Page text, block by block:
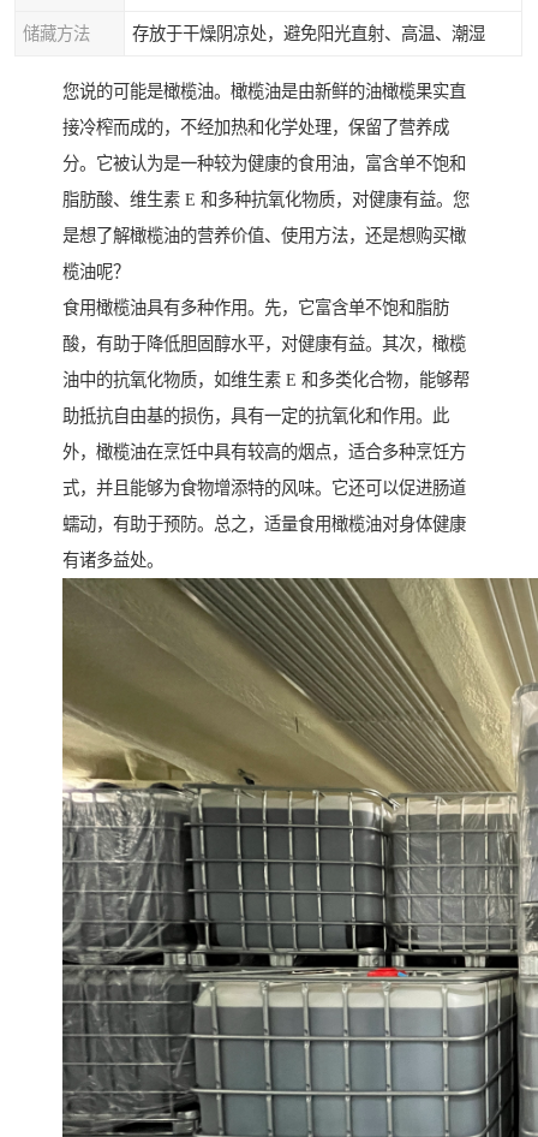
储藏方法 存放于干燥阴凉处，避免阳光直射、高温、潮湿
您说的可能是橄榄油。橄榄油是由新鲜的油橄榄果实直
接冷榨而成的，不经加热和化学处理，保留了营养成
分。它被认为是一种较为健康的食用油，富含单不饱和
脂肪酸、维生素 E 和多种抗氧化物质，对健康有益。您
是想了解橄榄油的营养价值、使用方法，还是想购买橄
榄油呢？
食用橄榄油具有多种作用。先，它富含单不饱和脂肪
酸，有助于降低胆固醇水平，对健康有益。其次，橄榄
油中的抗氧化物质，如维生素 E 和多类化合物，能够帮
助抵抗自由基的损伤，具有一定的抗氧化和作用。此
外，橄榄油在烹饪中具有较高的烟点，适合多种烹饪方
式，并且能够为食物增添特的风味。它还可以促进肠道
蠕动，有助于预防。总之，适量食用橄榄油对身体健康
有诸多益处。